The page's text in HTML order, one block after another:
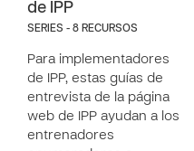
de IPP
SERIES - 8 RECURSOS
Para implementadores
de IPP, estas guías de
entrevista de la página
web de IPP ayudan a los
entrenadores